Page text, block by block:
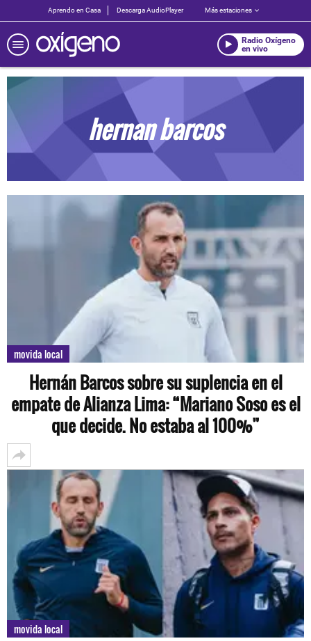
Aprendo en Casa Descarga AudioPlayer Más estaciones
Radio Oxígeno
en vivo
hernan barcos
movida local
Hernán Barcos sobre su suplencia en el
empate de Alianza Lima: “Mariano Soso es el
que decide. No estaba al 100%”
movida local